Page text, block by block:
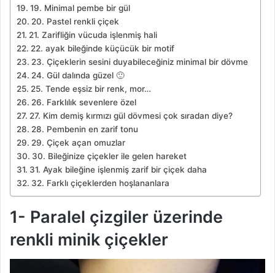
19. Minimal pembe bir gül
20. Pastel renkli çiçek
21. Zarifliğin vücuda işlenmiş hali
22. ayak bileğinde küçücük bir motif
23. Çiçeklerin sesini duyabileceğiniz minimal bir dövme
24. Gül dalında güzel 🙂
25. Tende eşsiz bir renk, mor…
26. Farklılık sevenlere özel
27. Kim demiş kırmızı gül dövmesi çok sıradan diye?
28. Pembenin en zarif tonu
29. Çiçek açan omuzlar
30. Bileğinize çiçekler ile gelen hareket
31. Ayak bileğine işlenmiş zarif bir çiçek daha
32. Farklı çiçeklerden hoşlananlara
1- Paralel çizgiler üzerinde
renkli minik çiçekler